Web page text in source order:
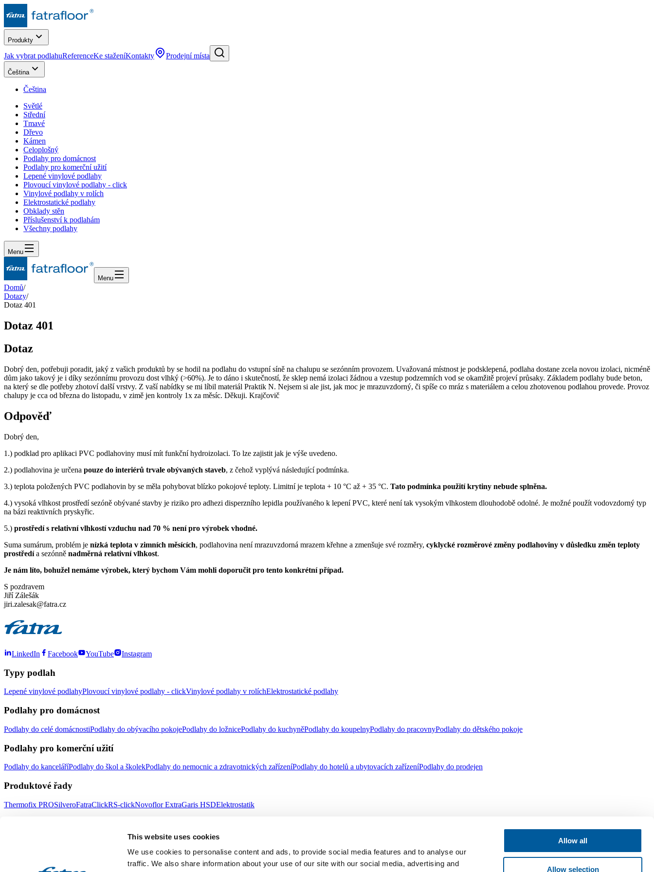
This website uses cookies
We use cookies to personalise content and ads, to provide social media features and to analyse our
traffic. We also share information about your use of our site with our social media, advertising and
Allow all
Allow selection
Produkty
Jak vybrat podlahuReferenceKe staženíKontakty Prodejní místa
Čeština
Čeština
Světlé
Střední
Tmavé
Dřevo
Kámen
Celoplošný
Podlahy pro domácnost
Podlahy pro komerční užití
Lepené vinylové podlahy
Plovoucí vinylové podlahy - click
Vinylové podlahy v rolích
Elektrostatické podlahy
Obklady stěn
Příslušenství k podlahám
Všechny podlahy
Menu
Menu
Domů/
Dotazy/
Dotaz 401
Dotaz 401
Dotaz
Dobrý den, potřebuji poradit, jaký z vašich produktů by se hodil na podlahu do vstupní síně na chalupu se sezónním provozem. Uvažovaná místnost je podsklepená, podlaha dostane zcela novou izolaci, nicméně
dům jako takový je i díky sezónnímu provozu dost vlhký (>60%). Je to dáno i skutečností, že sklep nemá izolaci žádnou a vzestup podzemních vod se okamžitě projeví průsaky. Základem podlahy bude beton,
na který se dle potřeby zhotoví další vrstvy. Z vaší nabídky se mi líbil materiál Praktik N. Nejsem si ale jist, jak moc je mrazuvzdorný, či spíše co mráz s materiálem a celou zhotovenou podlahou provede. Provoz
chalupy je cca od března do listopadu, v zimě jen kontroly 1x za měsíc. Děkuji. Krajčovič
Odpověď
Dobrý den,
1.) podklad pro aplikaci PVC podlahoviny musí mít funkční hydroizolaci. To lze zajistit jak je výše uvedeno.
2.) podlahovina je určena pouze do interiérů trvale obývaných staveb, z čehož vyplývá následující podmínka.
3.) teplota položených PVC podlahovin by se měla pohybovat blízko pokojové teploty. Limitní je teplota + 10 °C až + 35 °C. Tato podmínka použití krytiny nebude splněna.
4.) vysoká vlhkost prostředí sezóně obývané stavby je riziko pro adhezi disperzního lepidla používaného k lepení PVC, které není tak vysokým vlhkostem dlouhodobě odolné. Je možné použít vodovzdorný typ
na bázi reaktivních pryskyřic.
5.) prostředí s relativní vlhkostí vzduchu nad 70 % není pro výrobek vhodné.
Suma sumárum, problém je nízká teplota v zimních měsících, podlahovina není mrazuvzdorná mrazem křehne a zmenšuje své rozměry, cyklycké rozměrové změny podlahoviny v důsledku změn teploty
prostředía sezónně nadměrná relativní vlhkost.
Je nám líto, bohužel nemáme výrobek, který bychom Vám mohli doporučit pro tento konkrétní případ.
S pozdravem
Jiří Zálešák
jiri.zalesak@fatra.cz
LinkedIn Facebook YouTube Instagram
Typy podlah
Lepené vinylové podlahyPlovoucí vinylové podlahy - clickVinylové podlahy v rolíchElektrostatické podlahy
Podlahy pro domácnost
Podlahy do celé domácnostiPodlahy do obývacího pokojePodlahy do ložnicePodlahy do kuchyněPodlahy do koupelnyPodlahy do pracovnyPodlahy do dětského pokoje
Podlahy pro komerční užití
Podlahy do kanceláříPodlahy do škol a školekPodlahy do nemocnic a zdravotnických zařízeníPodlahy do hotelů a ubytovacích zařízeníPodlahy do prodejen
Produktové řady
Thermofix PROSilveroFatraClickRS-clickNovoflor ExtraGaris HSDElektrostatik
Novinky FatrafloorPoradna Udržitelnost